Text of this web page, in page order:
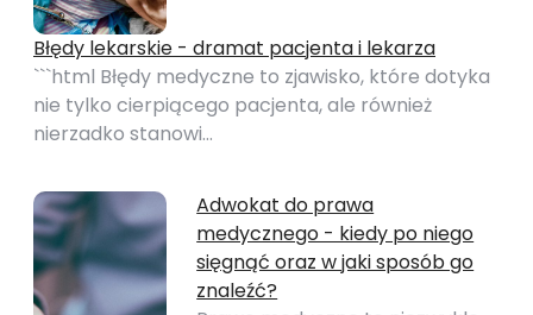
Błędy lekarskie - dramat pacjenta i lekarza
```html Błędy medyczne to zjawisko, które dotyka
nie tylko cierpiącego pacjenta, ale również
nierzadko stanowi…
Adwokat do prawa
medycznego - kiedy po niego
sięgnąć oraz w jaki sposób go
znaleźć?